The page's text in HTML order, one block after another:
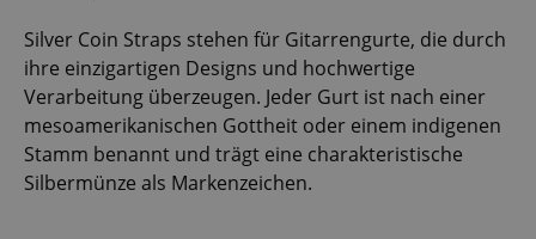
Silver Coin Straps stehen für Gitarrengurte, die durch
ihre einzigartigen Designs und hochwertige
Verarbeitung überzeugen. Jeder Gurt ist nach einer
mesoamerikanischen Gottheit oder einem indigenen
Stamm benannt und trägt eine charakteristische
Silbermünze als Markenzeichen.